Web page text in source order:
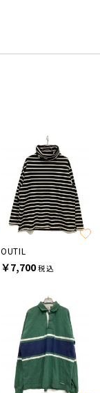
OUTIL
￥7,700税込